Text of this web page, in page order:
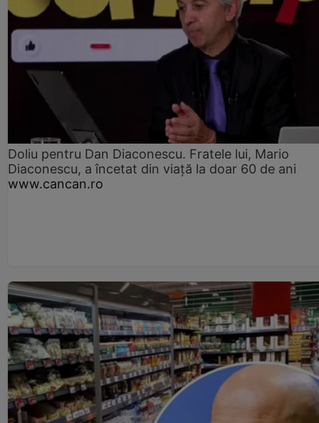
Doliu pentru Dan Diaconescu. Fratele lui, Mario
Diaconescu, a încetat din viață la doar 60 de ani
www.cancan.ro